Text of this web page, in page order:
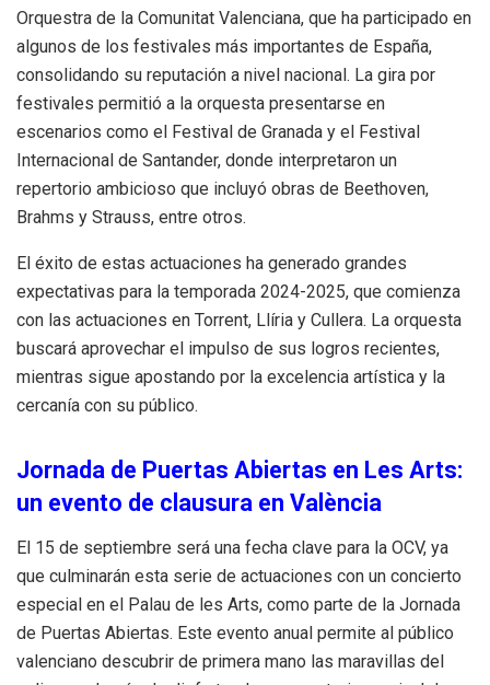
Orquestra de la Comunitat Valenciana, que ha participado en
algunos de los festivales más importantes de España,
consolidando su reputación a nivel nacional. La gira por
festivales permitió a la orquesta presentarse en
escenarios como el Festival de Granada y el Festival
Internacional de Santander, donde interpretaron un
repertorio ambicioso que incluyó obras de Beethoven,
Brahms y Strauss, entre otros.
El éxito de estas actuaciones ha generado grandes
expectativas para la temporada 2024-2025, que comienza
con las actuaciones en Torrent, Llíria y Cullera. La orquesta
buscará aprovechar el impulso de sus logros recientes,
mientras sigue apostando por la excelencia artística y la
cercanía con su público.
Jornada de Puertas Abiertas en Les Arts:
un evento de clausura en València
El 15 de septiembre será una fecha clave para la OCV, ya
que culminarán esta serie de actuaciones con un concierto
especial en el Palau de les Arts, como parte de la Jornada
de Puertas Abiertas. Este evento anual permite al público
valenciano descubrir de primera mano las maravillas del